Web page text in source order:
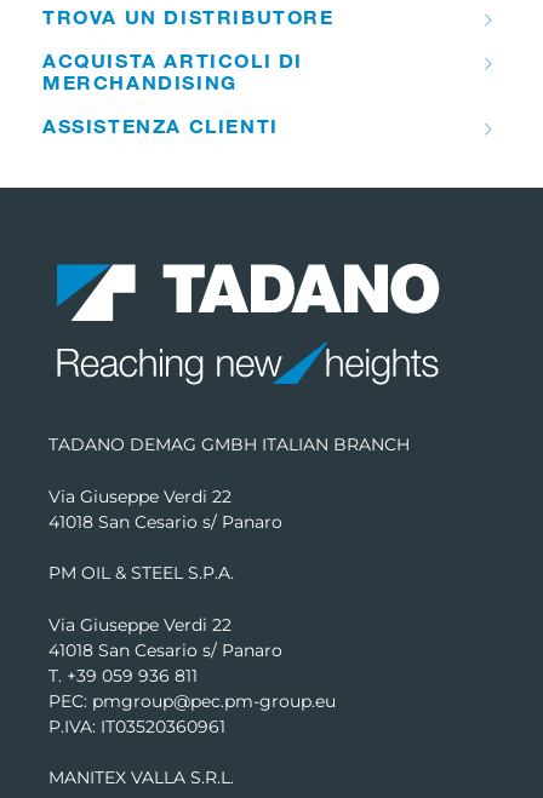
TROVA UN DISTRIBUTORE
ACQUISTA ARTICOLI DI
MERCHANDISING
ASSISTENZA CLIENTI
TADANO DEMAG GMBH ITALIAN BRANCH
Via Giuseppe Verdi 22
41018 San Cesario s/ Panaro
PM OIL & STEEL S.P.A.
Via Giuseppe Verdi 22
41018 San Cesario s/ Panaro
T. +39 059 936 811
PEC: pmgroup@pec.pm-group.eu
P.IVA: IT03520360961
MANITEX VALLA S.R.L.